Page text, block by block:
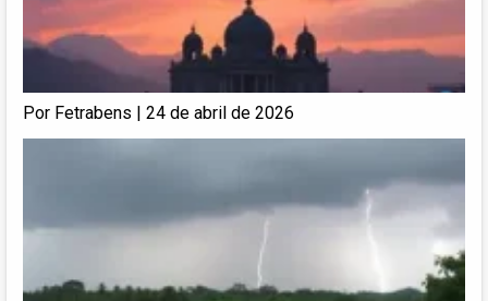
Por Fetrabens | 24 de abril de 2026